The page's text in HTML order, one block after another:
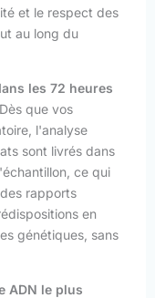
et le respect des
au long du
les 72 heures
Dès que vos
l'analyse
sont livrés dans
ce qui
rapports
en
génétiques, sans
ADN le plus